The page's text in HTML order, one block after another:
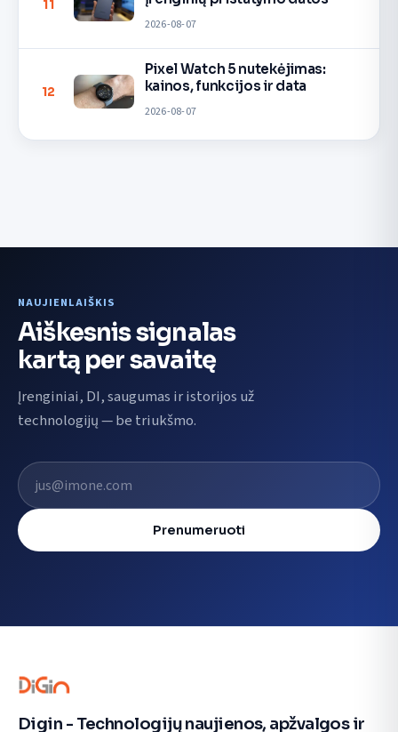
11
2026-08-07
12
Pixel Watch 5 nutekėjimas:
kainos, funkcijos ir data
2026-08-07
NAUJIENLAIŠKIS
Aiškesnis signalas
kartą per savaitę
Įrenginiai, DI, saugumas ir istorijos už
technologijų — be triukšmo.
El. pašto adresas
Prenumeruoti
Digin - Technologijų naujienos, apžvalgos ir